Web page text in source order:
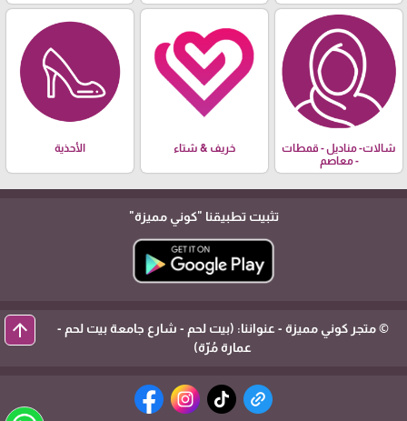
شالات- مناديل - قمطات
- معاصم
خريف & شتاء الأحذية
تثبيت تطبيقنا "كوني مميزة"
© متجر كوني مميزة - عنواننا: (بيت لحم - شارع جامعة بيت لحم -
عمارة مُرّة)
arrow_upward